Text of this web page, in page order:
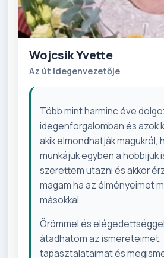
Wojcsik Yvette
Az út idegenvezetője
Több mint harminc éve
idegenforgalomban és azok
akik elmondhatják magukról,
munkájuk egyben a hobbijuk
szerettem utazni és akkor
magam ha az élményeimet
másokkal.
Örömmel és
átadhatom az ismereteimet,
tapasztalataimat és